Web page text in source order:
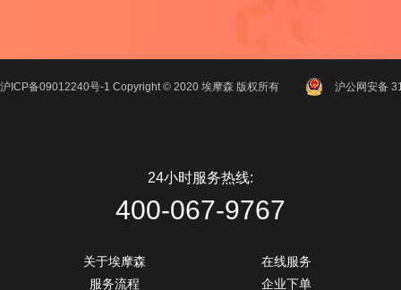
沪ICP备09012240号-1 Copyright © 2020 埃摩森 版权所有 沪公网安备
24小时服务热线:
400-067-9767
关于埃摩森
服务流程
在线服务
企业下单